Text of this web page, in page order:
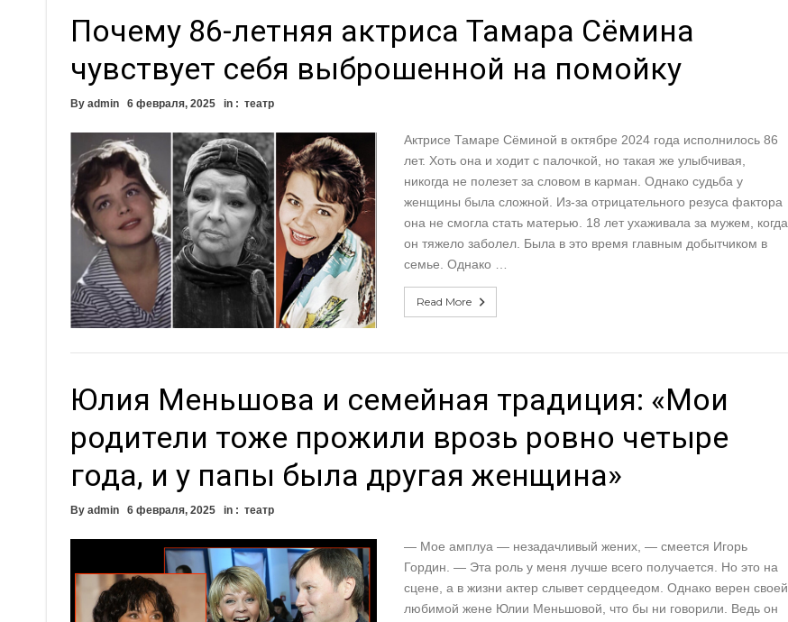
Почему 86-летняя актриса Тамара Сёмина
чувствует себя выброшенной на помойку
By admin 6 февраля, 2025 in : театр
Актрисе Тамаре Сёминой в октябре 2024 года исполнилось 86
лет. Хоть она и ходит с палочкой, но такая же улыбчивая,
никогда не полезет за словом в карман. Однако судьба у
женщины была сложной. Из-за отрицательного резуса фактора
она не смогла стать матерью. 18 лет ухаживала за мужем, когда
он тяжело заболел. Была в это время главным добытчиком в
семье. Однако …
Read More
Юлия Меньшова и семейная традиция: «Мои
родители тоже прожили врозь ровно четыре
года, и у папы была другая женщина»
By admin 6 февраля, 2025 in : театр
— Мое амплуа — незадачливый жених, — смеется Игорь
Гордин. — Эта роль у меня лучше всего получается. Но это на
сцене, а в жизни актер слывет сердцеедом. Однако верен своей
любимой жене Юлии Меньшовой, что бы ни говорили. Ведь он